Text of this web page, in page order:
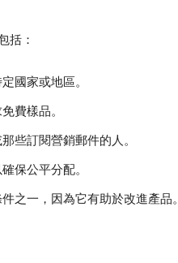
括：
國家或地區。
費樣品。
些訂閱營銷郵件的人。
保公平分配。
之一，因為它有助於改進產品。